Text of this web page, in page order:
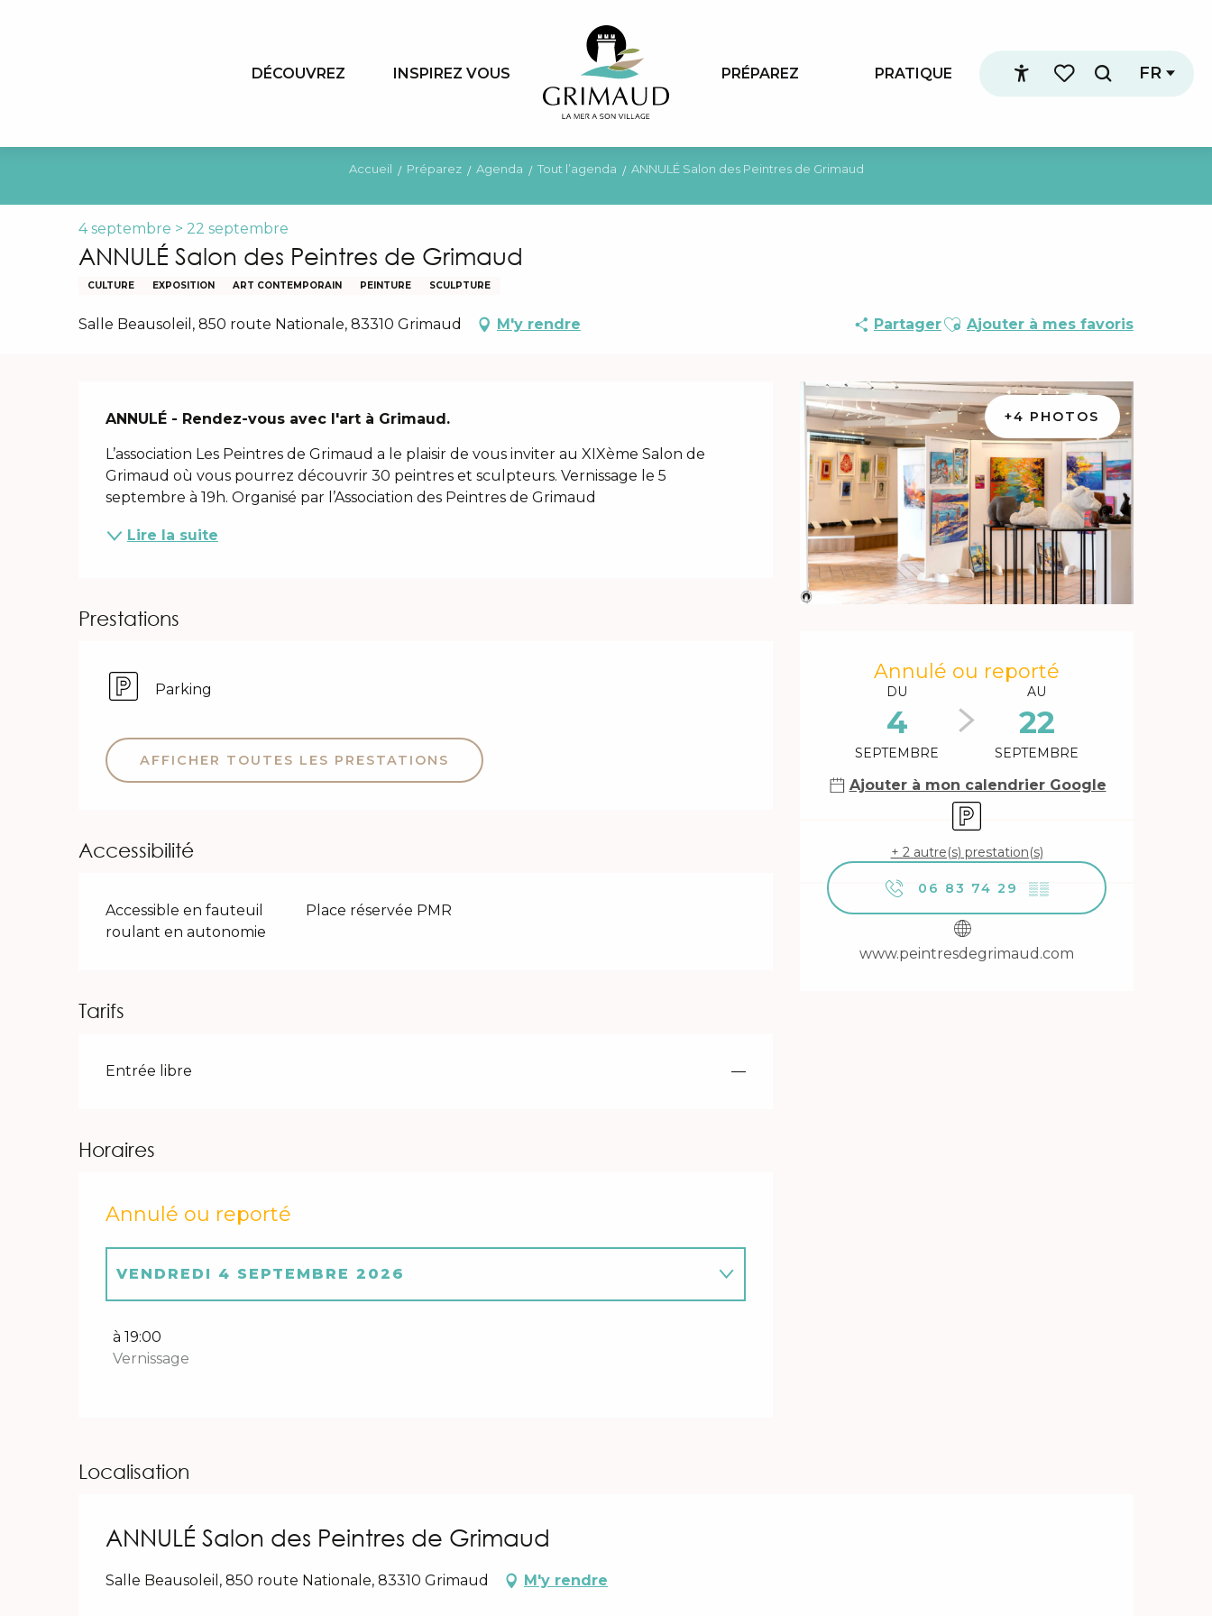
Accessibilité
Voir les favoris
Recherche
FR
DÉCOUVREZ INSPIREZ VOUS PRÉPAREZ PRATIQUE
Accueil Préparez Agenda Tout l’agenda ANNULÉ Salon des Peintres de Grimaud
4 septembre > 22 septembre
ANNULÉ Salon des Peintres de Grimaud
CULTURE EXPOSITION ART CONTEMPORAIN PEINTURE SCULPTURE
Salle Beausoleil, 850 route Nationale, 83310 Grimaud M'y rendre PartagerAjouter aux favoris
Ajouter à mes favoris
+4 PHOTOS
Ouverture et
Annulé ou reporté
DU
4
SEPTEMBRE
AU
22
SEPTEMBRE
Ajouter à mon calendrier Google
Parking
+ 2 autre(s) prestation(s)
06 83 74 29 ▒▒
www.peintresdegrimaud.com
Description
ANNULÉ - Rendez-vous avec l'art à Grimaud.
L’association Les Peintres de Grimaud a le plaisir de vous inviter au XIXème Salon de
Grimaud où vous pourrez découvrir 30 peintres et sculpteurs. Vernissage le 5
septembre à 19h. Organisé par l’Association des Peintres de Grimaud
Lire la suite
Prestations
Parking
AFFICHER TOUTES LES PRESTATIONS
Accessibilité
Accessible en fauteuil
roulant en autonomie
Place réservée PMR
Tarifs
Entrée libre —
Horaires
Annulé ou reporté
VENDREDI 4 SEPTEMBRE 2026
à 19:00
Vernissage
Localisation
ANNULÉ Salon des Peintres de Grimaud
Salle Beausoleil, 850 route Nationale, 83310 Grimaud M'y rendre